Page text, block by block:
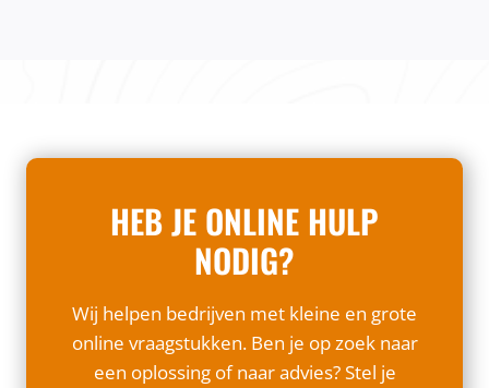
HEB JE ONLINE HULP
NODIG?
Wij helpen bedrijven met kleine en grote
online vraagstukken. Ben je op zoek naar
een oplossing of naar advies? Stel je